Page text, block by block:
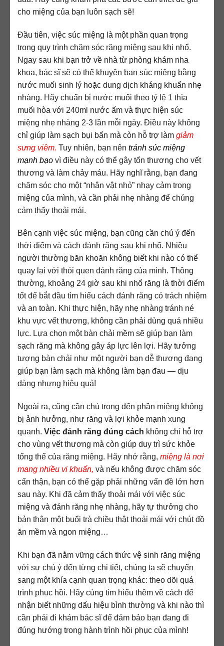
cho miệng của bạn luôn sạch sẽ!
Đầu tiên, việc súc miệng là một phần quan trọng
trong quy trình chăm sóc răng miệng sau khi nhổ.
Ngay sau khi bạn trở về nhà từ phòng khám nha
khoa, bác sĩ sẽ có thể khuyên bạn súc miệng bằng
nước muối sinh lý hoặc dung dịch kháng khuẩn nhẹ
nhàng. Hãy chuẩn bị nước muối theo tỷ lệ 1 thìa
muối hòa với 240ml nước ấm và thực hiện súc
miệng nhẹ nhàng 2-3 lần mỗi ngày. Điều này không
chỉ giúp làm sạch bụi bẩn mà còn hỗ trợ làm giảm
sưng viêm. Tuy nhiên, bạn nên tránh súc miệng
mạnh bạo vì điều này có thể gây tổn thương cho vết
thương và làm chảy máu. Hãy nghĩ rằng, bạn đang
chăm sóc cho một “nhân vật nhỏ” nhạy cảm trong
miệng của mình, và cần phải nhẹ nhàng để chúng
cảm thấy thoải mái.
Bên cạnh việc súc miệng, bạn cũng cần chú ý đến
thời điểm và cách đánh răng sau khi nhổ. Nhiều
người thường băn khoăn không biết khi nào có thể
quay lại với thói quen đánh răng của mình. Thông
thường, khoảng 24 giờ sau khi nhổ răng là thời điểm
tốt để bắt đầu tìm hiểu cách đánh răng có trách nhiệm
và an toàn. Khi thực hiện, hãy nhẹ nhàng tránh né
khu vực vết thương, không cần phải dùng quá nhiều
lực. Lựa chọn một bàn chải mềm sẽ giúp bạn làm
sạch răng mà không gây áp lực lên lợi. Hãy tưởng
tượng bàn chải như một người bạn dễ thương đang
giúp bạn làm sạch mà không làm bạn đau — dịu
dàng nhưng hiệu quả!
Ngoài ra, cũng cần chú trọng đến phần miệng không
bị ảnh hưởng, như răng và lợi khỏe mạnh xung
quanh. Việc đánh răng đúng cách không chỉ hỗ trợ
cho vùng vết thương mà còn giúp duy trì sức khỏe
tổng thể của răng miệng. Hãy nhớ rằng, miệng là nơi
mang nhiều vi khuẩn, và nếu không được chăm sóc
cẩn thận, bạn có thể gặp phải những vấn đề lớn hơn
sau này. Khi đã cảm thấy thoải mái với việc súc
miệng và đánh răng nhẹ nhàng, hãy tự thưởng cho
bản thân một buổi trà chiều thật thoải mái với chút đồ
ăn mềm và ngon miệng…
Khi bạn đã nắm vững cách thức vệ sinh răng miệng
với sự chú ý đến từng chi tiết, chúng ta sẽ chuyển
sang một khía cạnh quan trọng khác: theo dõi quá
trình phục hồi. Hãy cùng tìm hiểu thêm về cách để
nhận biết những dấu hiệu bình thường và khi nào thì
cần phải đi khám bác sĩ để đảm bảo bạn đang đi
đúng hướng trong hành trình hồi phục của mình!